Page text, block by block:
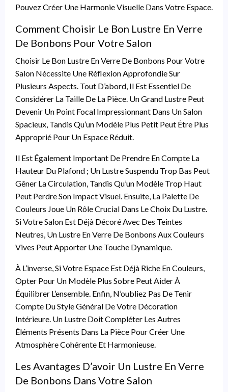
Pouvez Créer Une Harmonie Visuelle Dans Votre Espace.
Comment Choisir Le Bon Lustre En Verre
De Bonbons Pour Votre Salon
Choisir Le Bon Lustre En Verre De Bonbons Pour Votre
Salon Nécessite Une Réflexion Approfondie Sur
Plusieurs Aspects. Tout D’abord, Il Est Essentiel De
Considérer La Taille De La Pièce. Un Grand Lustre Peut
Devenir Un Point Focal Impressionnant Dans Un Salon
Spacieux, Tandis Qu’un Modèle Plus Petit Peut Être Plus
Approprié Pour Un Espace Réduit.
Il Est Également Important De Prendre En Compte La
Hauteur Du Plafond ; Un Lustre Suspendu Trop Bas Peut
Gêner La Circulation, Tandis Qu’un Modèle Trop Haut
Peut Perdre Son Impact Visuel. Ensuite, La Palette De
Couleurs Joue Un Rôle Crucial Dans Le Choix Du Lustre.
Si Votre Salon Est Déjà Décoré Avec Des Teintes
Neutres, Un Lustre En Verre De Bonbons Aux Couleurs
Vives Peut Apporter Une Touche Dynamique.
À L’inverse, Si Votre Espace Est Déjà Riche En Couleurs,
Opter Pour Un Modèle Plus Sobre Peut Aider À
Équilibrer L’ensemble. Enfin, N’oubliez Pas De Tenir
Compte Du Style Général De Votre Décoration
Intérieure. Un Lustre Doit Compléter Les Autres
Éléments Présents Dans La Pièce Pour Créer Une
Atmosphère Cohérente Et Harmonieuse.
Les Avantages D’avoir Un Lustre En Verre
De Bonbons Dans Votre Salon